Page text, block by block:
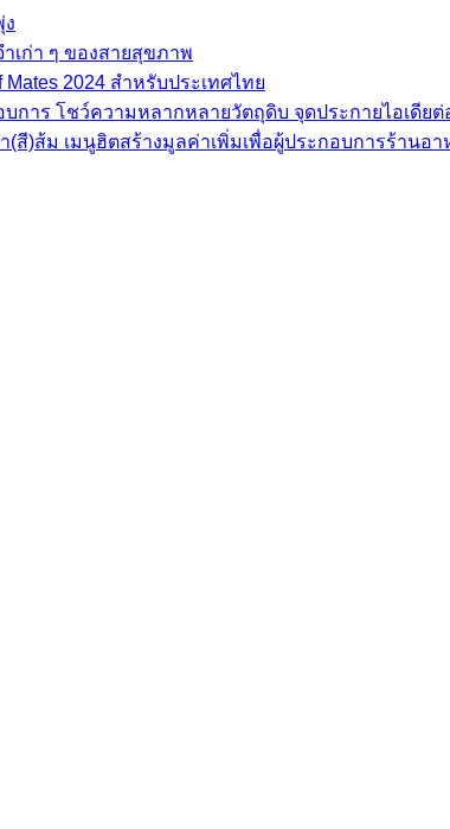
ง
เก่า ๆ ของสายสุขภาพ
Mates 2024 สำหรับประเทศไทย
าร โชว์ความหลากหลายวัตถุดิบ จุดประกายไอเดีย
สี)ส้ม เมนูฮิตสร้างมูลค่าเพิ่มเพื่อผู้ประกอบการร้านอา